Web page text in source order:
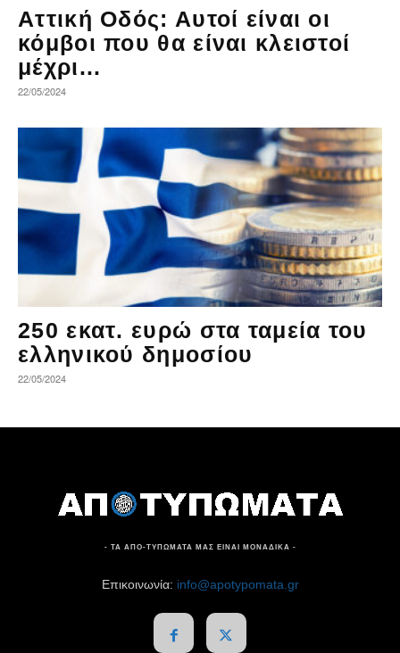
Αττική Οδός: Αυτοί είναι οι
κόμβοι που θα είναι κλειστοί
μέχρι...
22/05/2024
250 εκατ. ευρώ στα ταμεία του
ελληνικού δημοσίου
22/05/2024
- ΤΑ ΑΠΟ-ΤΥΠΩΜΑΤΑ ΜΑΣ ΕΙΝΑΙ ΜΟΝΑΔΙΚΑ -
Επικοινωνία: info@apotypomata.gr